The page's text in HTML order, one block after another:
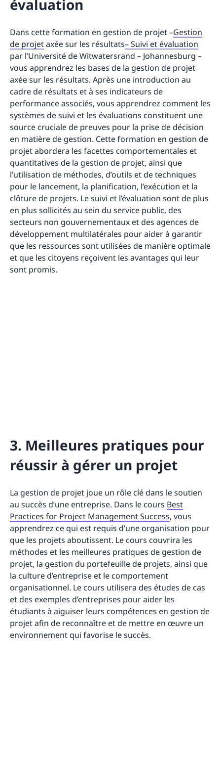
évaluation
Dans cette formation en gestion de projet –Gestion
de projetaxée sur les résultats– Suivi et évaluation
par l’Université de Witwatersrand – Johannesburg –
vous apprendrez les bases de la gestion de projet
axée sur les résultats. Après une introduction au
cadre de résultats et à ses indicateurs de
performance associés, vous apprendrez comment les
systèmes de suivi et les évaluations constituent une
source cruciale de preuves pour la prise de décision
en matière de gestion. Cette formation en gestion de
projet abordera les facettes comportementales et
quantitatives de la gestion de projet, ainsi que
l’utilisation de méthodes, d’outils et de techniques
pour le lancement, la planification, l’exécution et la
clôture de projets. Le suivi et l’évaluation sont de plus
en plus sollicités au sein du service public, des
secteurs non gouvernementaux et des agences de
développement multilatérales pour aider à garantir
que les ressources sont utilisées de manière optimale
et que les citoyens reçoivent les avantages qui leur
sont promis.
3. Meilleures pratiques pour
réussir à gérer un projet
La gestion de projet joue un rôle clé dans le soutien
au succès d’une entreprise. Dans le cours Best
Practices for Project Management Success, vous
apprendrez ce qui est requis d’une organisation pour
que les projets aboutissent. Le cours couvrira les
méthodes et les meilleures pratiques de gestion de
projet, la gestion du portefeuille de projets, ainsi que
la culture d’entreprise et le comportement
organisationnel. Le cours utilisera des études de cas
et des exemples d’entreprises pour aider les
étudiants à aiguiser leurs compétences en gestion de
projet afin de reconnaître et de mettre en œuvre un
environnement qui favorise le succès.